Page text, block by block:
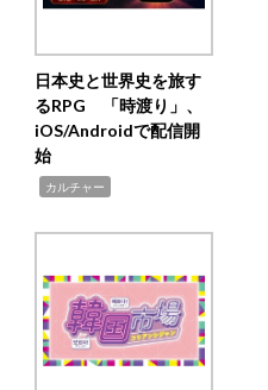
日本史と世界史を旅す
るRPG 「時渡り」、
iOS/Androidで配信開
始
カルチャー